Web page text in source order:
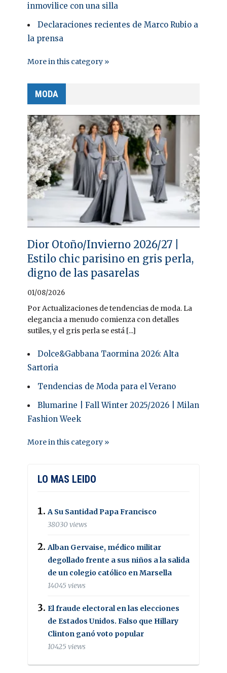
inmovilice con una silla
Declaraciones recientes de Marco Rubio a
la prensa
More in this category »
MODA
Dior Otoño/Invierno 2026/27 |
Estilo chic parisino en gris perla,
digno de las pasarelas
01/08/2026
Por Actualizaciones de tendencias de moda. La
elegancia a menudo comienza con detalles
sutiles, y el gris perla se está [...]
Dolce&Gabbana Taormina 2026: Alta
Sartoria
Tendencias de Moda para el Verano
Blumarine | Fall Winter 2025/2026 | Milan
Fashion Week
More in this category »
LO MAS LEIDO
A Su Santidad Papa Francisco
38030 views
Alban Gervaise, médico militar
degollado frente a sus niños a la salida
de un colegio católico en Marsella
14045 views
El fraude electoral en las elecciones
de Estados Unidos. Falso que Hillary
Clinton ganó voto popular
10425 views